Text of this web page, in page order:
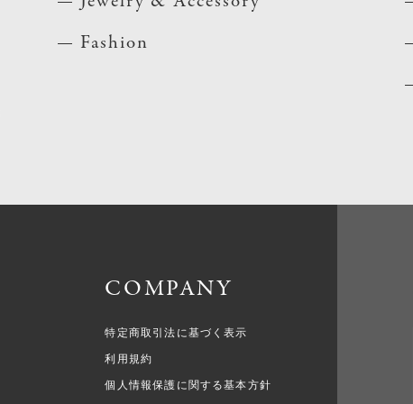
Fashion
COMPANY
特定商取引法に基づく表示
利用規約
個人情報保護に関する基本方針